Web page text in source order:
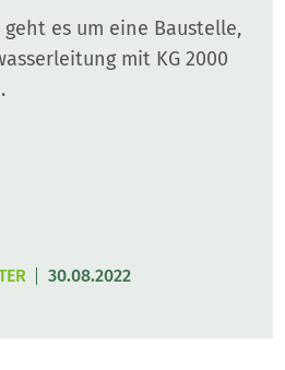
es um eine Baustelle,
mit KG 2000
30.08.2022